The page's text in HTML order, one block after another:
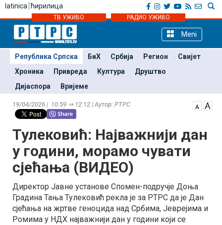
latinica ћирилица
ТВ УЖИВО РАДИО УЖИВО
Meni
Република Српска БиХ Србија Регион
Свијет
Хроника
Привреда Култура
Друштво
Дијаспора
Вријеме
19/04/2026 | 10:59 ⇒ 12:12 | Аутор: РТРС
Тулековић: Најважнији дан
у години, морамо чувати
сјећања (ВИДЕО)
Директор Јавне установе Спомен-подручје Доња
Градина Тања Тулековић рекла је за РТРС да је Дан
сјећања на жртве геноцида над Србима, Јеврејима и
Ромима у НДХ најважнији дан у години који се